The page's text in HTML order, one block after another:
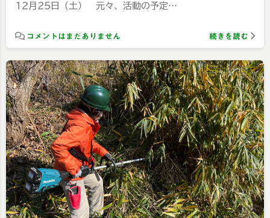
12月25日（土） 元々、活動の予定…
コメントはまだありません 続きを読む